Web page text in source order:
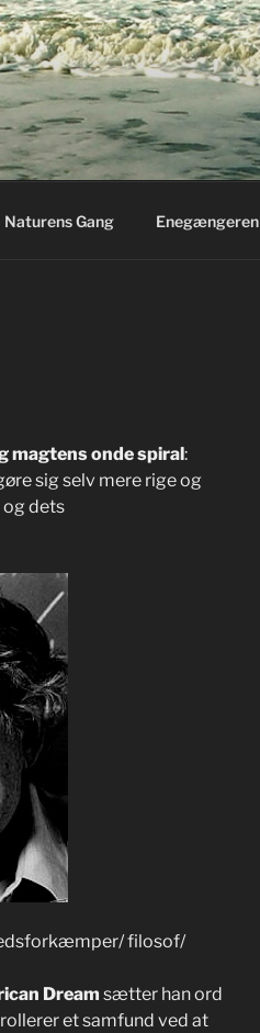
Naturens Gang Enegængeren
magtens onde spiral:
sig selv mere rige og
dets
filosof/
Dream sætter han ord
et samfund ved at